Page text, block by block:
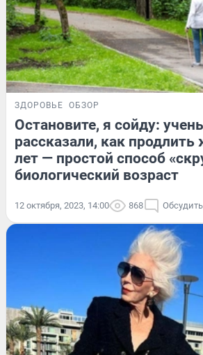
ЗДОРОВЬЕ ОБЗОР
Остановите, я сойду:
рассказали, как продлить
лет — простой способ
биологический возраст
12 октября, 2023, 14:00 868 Обсудить